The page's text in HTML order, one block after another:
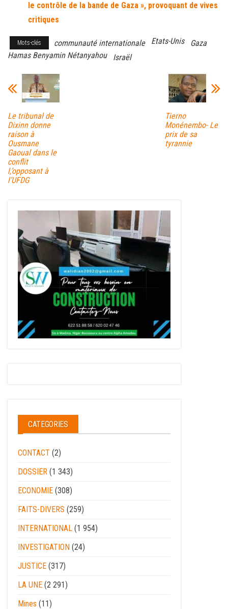
le contrôle de la bande de Gaza », provoquant de vives
critiques
Mots-clés communauté internationale Etats-Unis
Gaza
Hamas Benyamin Nétanyahou
Israël
Le tribunal de
Dixinn donne
raison à
Ousmane
Gaoual dans le
conflit
l,’opposant à
l’UFDG
Tierno
Monénembo- Le
prix de sa
tyrannie
CATEGORIES
CONTACT (2)
DOSSIER (1 343)
ECONOMIE (308)
FAITS-DIVERS (259)
INTERNATIONAL (1 954)
INVESTIGATION (24)
JUSTICE (317)
LA UNE (2 291)
Mines (11)